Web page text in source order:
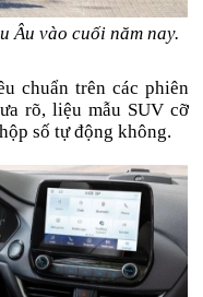
Âu vào cuối năm nay.
chuẩn trên các phiên
rõ, liệu mẫu SUV cỡ
số tự động không.